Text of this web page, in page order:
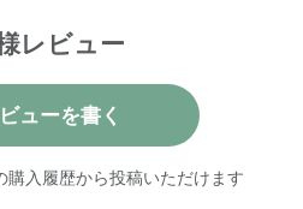
】
目隠し
ンテリアとして
ッド ポンプ＜グレープフルーツ
レビュー
ューを書く
購入履歴から投稿いただけます